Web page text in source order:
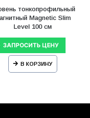
тонкопрофильный
Magnetic Slim
Level 100 см
В КОРЗИНУ